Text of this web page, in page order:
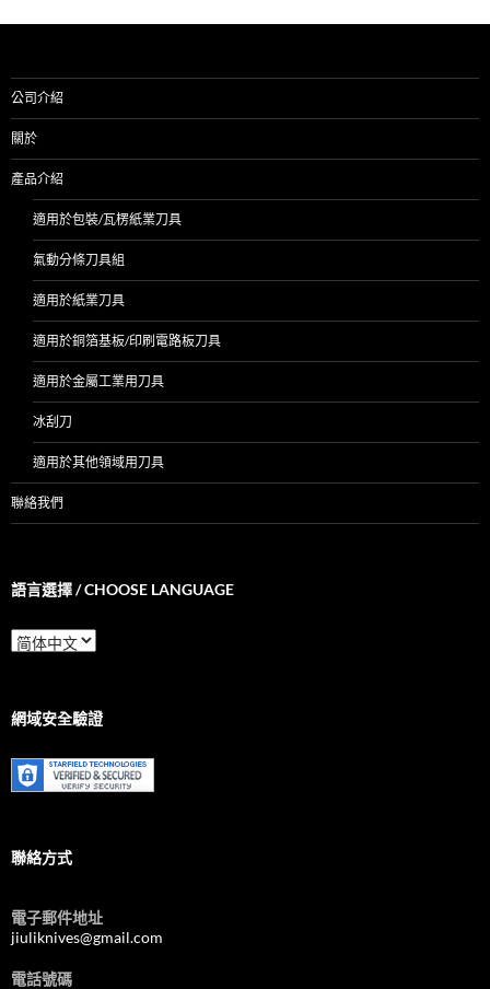
公司介紹
關於
產品介紹
適用於包裝/瓦楞紙業刀具
氣動分條刀具組
適用於紙業刀具
適用於銅箔基板/印刷電路板刀具
適用於金屬工業用刀具
冰刮刀
適用於其他領域用刀具
聯絡我們
語言選擇 / CHOOSE LANGUAGE
語
言
/
Language
網域安全驗證
聯絡方式
電子郵件地址
jiuliknives@gmail.com
電話號碼